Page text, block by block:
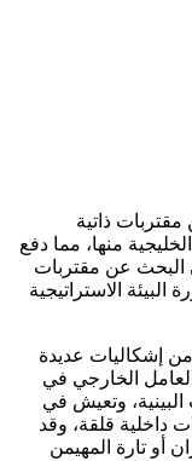
ذاتية
منها، مما دفع
البحث عن مقتربات
البيئة الاستراتيجية
من إشكاليات عديدة
العامل الخارجي في
وتعيش في
داخلية قلقة، وقد
أو تارة المهيمن